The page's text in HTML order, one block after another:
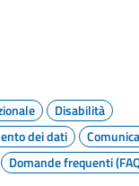
Disabilità
dei dati
Domande frequenti